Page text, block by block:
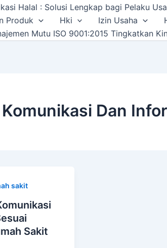
Halal : Solusi Lengkap bagi Pelaku
Produk
Hki Izin Usaha
Mutu ISO 9001:2015 Tingkatkan
Dan
sakit
Sakit